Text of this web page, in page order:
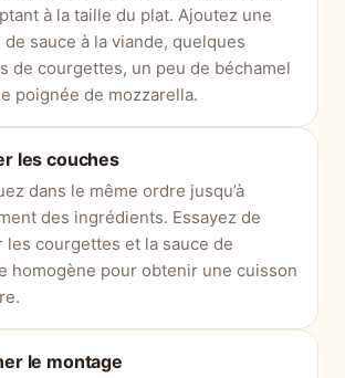
à la taille du plat. Ajoutez une
sauce à la viande, quelques
de courgettes, un peu de béchamel
poignée de mozzarella.
les couches
dans le même ordre jusqu’à
des ingrédients. Essayez de
les courgettes et la sauce de
homogène pour obtenir une cuisson
le montage